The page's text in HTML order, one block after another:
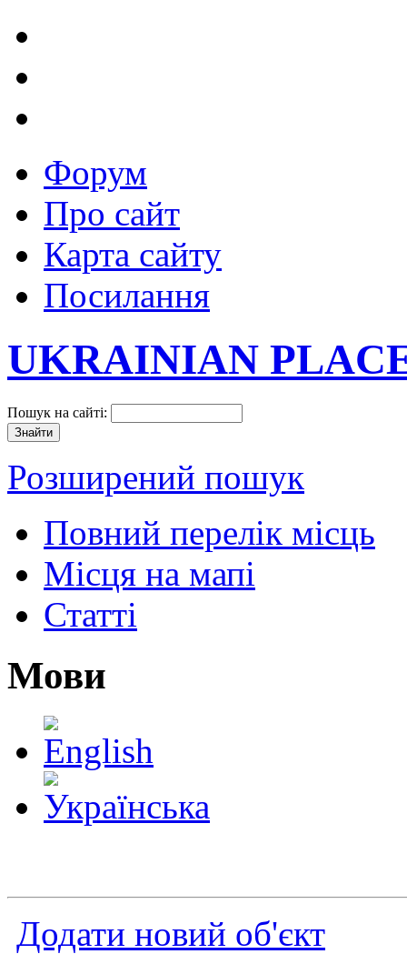
Форум
Про сайт
Карта сайту
Посилання
UKRAINIAN
Пошук на сайті:
Розширений пошук
Повний перелік місць
Місця на мапі
Статті
Мови
Додати новий об'єкт